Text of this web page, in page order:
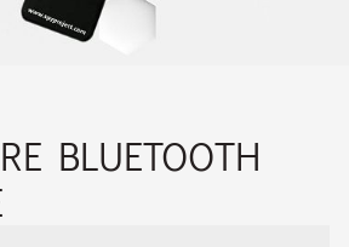
BLUETOOTH